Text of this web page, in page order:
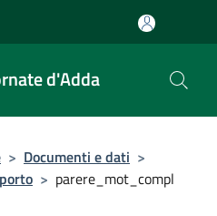
d'Adda
> Documenti e dati >
> parere_mot_compl